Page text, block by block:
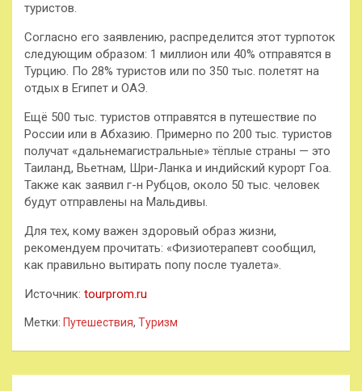
туристов.
Согласно его заявлению, распределится этот турпоток
следующим образом: 1 миллион или 40% отправятся в
Турцию. По 28% туристов или по 350 тыс. полетят на
отдых в Египет и ОАЭ.
Ещё 500 тыс. туристов отправятся в путешествие по
России или в Абхазию. Примерно по 200 тыс. туристов
получат «дальнемагистральные» тёплые страны — это
Таиланд, Вьетнам, Шри-Ланка и индийский курорт Гоа.
Также как заявил г-н Рубцов, около 50 тыс. человек
будут отправлены на Мальдивы.
Для тех, кому важен здоровый образ жизни,
рекомендуем прочитать: «Физиотерапевт сообщил,
как правильно вытирать попу после туалета».
Источник: tourprom.ru
Метки: Путешествия, Туризм